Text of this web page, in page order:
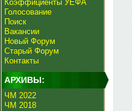
Коэффициенты УЕФА
Голосование
Поиск
Вакансии
Новый Форум
Старый Форум
Контакты
АРХИВЫ:
ЧМ 2022
ЧМ 2018